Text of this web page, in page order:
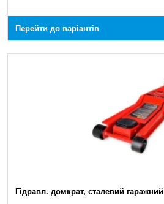
Перейти до варіантів
Гідравл. домкрат, сталевий гаражний